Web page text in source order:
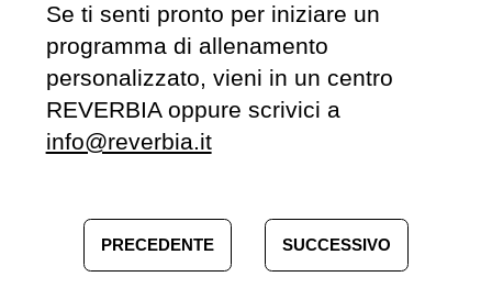
Se ti senti pronto per iniziare un
programma di allenamento
personalizzato, vieni in un centro
REVERBIA oppure scrivici a
info@reverbia.it
PRECEDENTE SUCCESSIVO